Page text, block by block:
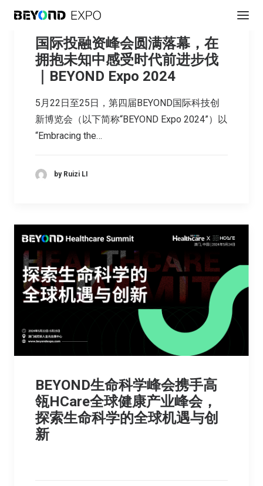
国际投融资峰会圆满落幕，在
拥抱未知中感受时代前进步伐
｜BEYOND Expo 2024
5月22日至25日，第四届BEYOND国际科技创
新博览会（以下简称“BEYOND Expo 2024”）以
“Embracing the…
by Ruizi LI
BEYOND生命科学峰会携手高
瓴HCare全球健康产业峰会，
探索生命科学的全球机遇与创
新